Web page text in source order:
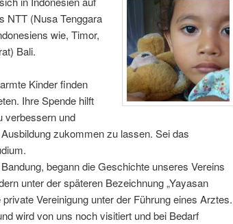
NTT (Nusa Tenggara
wie, Timor,
Bali.
Kinder finden
Ihre Spende hilft
verbessern und
zukommen zu lassen. Sei das
begann die Geschichte unseres Vereins
unter der späteren Bezeichnung „Yayasan
private Vereinigung unter der Führung eines Arztes.
wird von uns noch visitiert und bei Bedarf